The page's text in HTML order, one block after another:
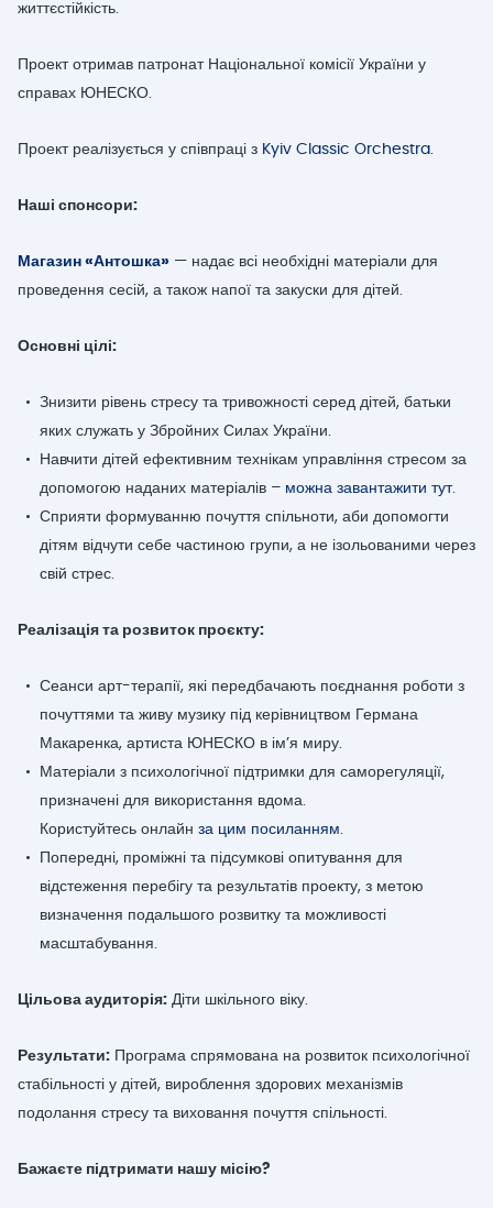
життєстійкість.
Проект отримав патронат Національної комісії України у
справах ЮНЕСКО.
Проект реалізується у співпраці з Kyiv Classic Orchestra.
Наші спонсори:
Магазин «Антошка»— надає всі необхідні матеріали для
проведення сесій, а також напої та закуски для дітей.
Основні цілі:
Знизити рівень стресу та тривожності серед дітей, батьки
яких служать у Збройних Силах України.
Навчити дітей ефективним технікам управління стресом за
допомогою наданих матеріалів – можна завантажити тут.
Сприяти формуванню почуття спільноти, аби допомогти
дітям відчути себе частиною групи, а не ізольованими через
свій стрес.
Реалізація та розвиток проєкту:
Сеанси арт-терапії, які передбачають поєднання роботи з
почуттями та живу музику під керівництвом Германа
Макаренка, артиста ЮНЕСКО в ім’я миру.
Матеріали з психологічної підтримки для саморегуляції,
призначені для використання вдома.
Користуйтесь онлайн за цим посиланням.
Попередні, проміжні та підсумкові опитування для
відстеження перебігу та результатів проекту, з метою
визначення подальшого розвитку та можливості
масштабування.
Цільова аудиторія:Діти шкільного віку.
Результати:Програма спрямована на розвиток психологічної
стабільності у дітей, вироблення здорових механізмів
подолання стресу та виховання почуття спільності.
Бажаєте підтримати нашу місію?